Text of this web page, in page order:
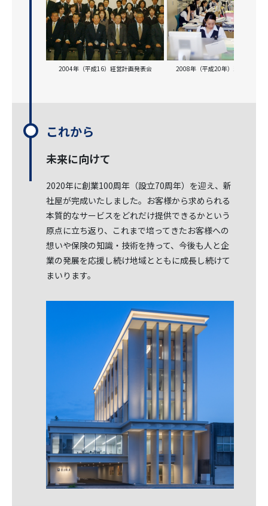
2004年（平成16）経営計画発表会 2008年（平成20年）当時の社内
これから
未来に向けて
2020年に創業100周年（設立70周年）を迎え、新
社屋が完成いたしました。お客様から求められる
本質的なサービスをどれだけ提供できるかという
原点に立ち返り、これまで培ってきたお客様への
想いや保険の知識・技術を持って、今後も人と企
業の発展を応援し続け地域とともに成長し続けて
まいります。